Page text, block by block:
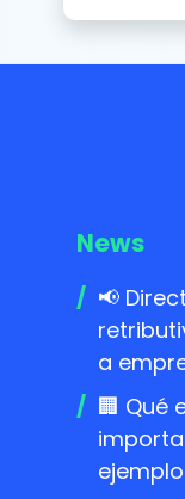
News
📢
a
🏢 Qué